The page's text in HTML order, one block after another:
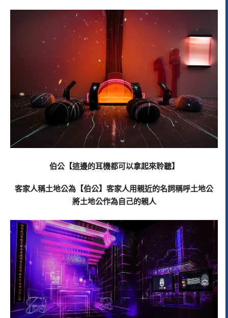
伯公【這邊的耳機都可以拿起來聆聽】
客家人稱土地公為【伯公】客家人用親近的名詞稱呼土地公
將土地公作為自己的親人